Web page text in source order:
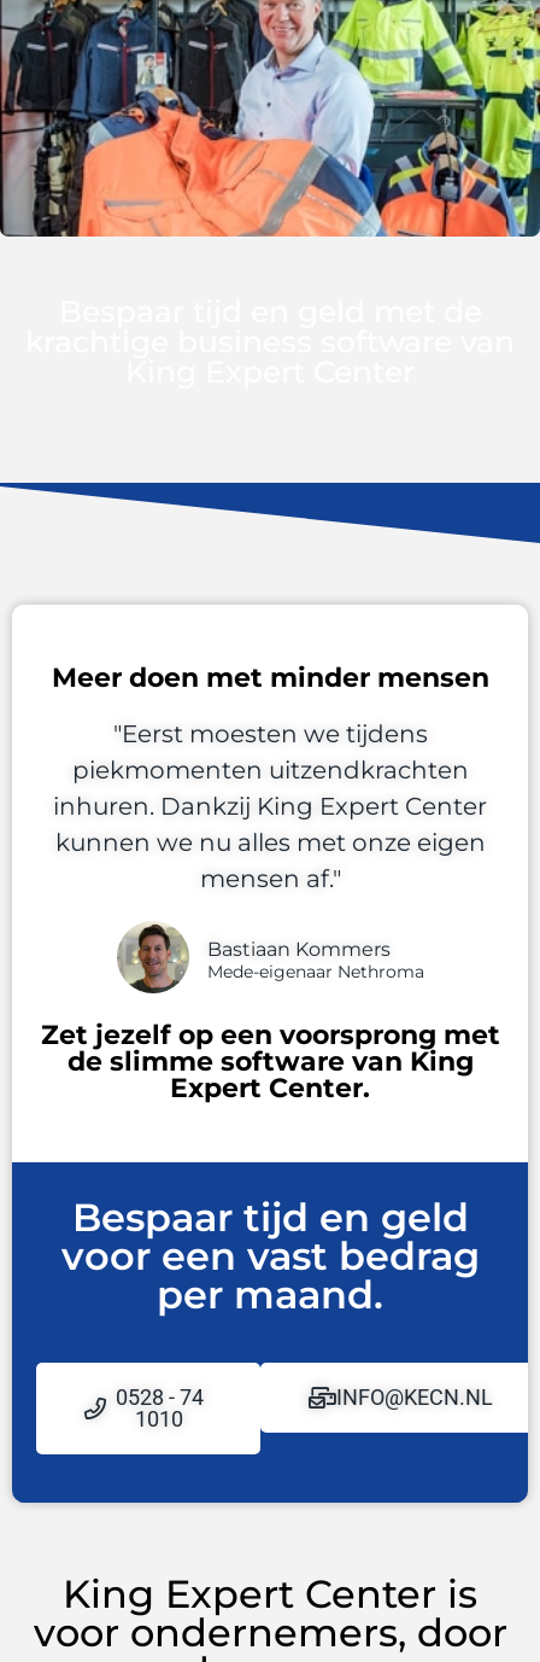
Meer doen met minder mensen
"Eerst moesten we tijdens
piekmomenten uitzendkrachten
inhuren. Dankzij King Expert Center
kunnen we nu alles met onze eigen
mensen af."
Bastiaan Kommers
Mede-eigenaar Nethroma
Zet jezelf op een voorsprong met
de slimme software van King
Expert Center.
Bespaar tijd en geld
voor een vast bedrag
per maand.
0528 - 74
1010
INFO@KECN.NL
King Expert Center is
voor ondernemers, door